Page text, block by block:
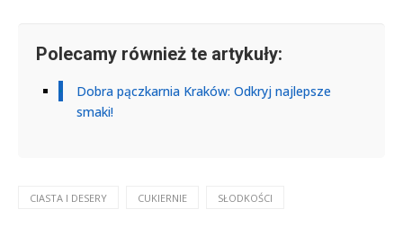
Polecamy również te artykuły:
Dobra pączkarnia Kraków: Odkryj najlepsze
smaki!
CIASTA I DESERY CUKIERNIE SŁODKOŚCI